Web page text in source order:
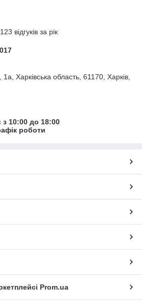
відгуків за рік
Харківська область, 61170, Харків,
10:00 до 18:00
роботи
Prom.ua